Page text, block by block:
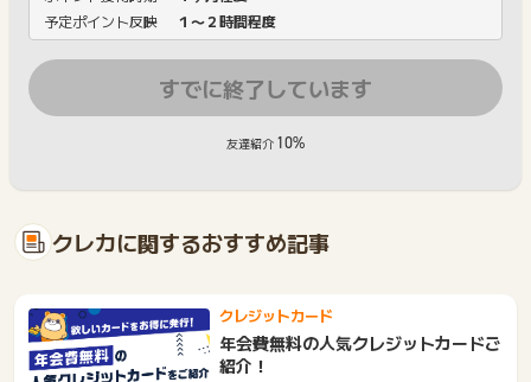
予定ポイント反映
１〜２時間程度
すでに終了しています
友達紹介 10%
クレカに関するおすすめ記事
クレジットカード
年会費無料の人気クレジットカードご
紹介！